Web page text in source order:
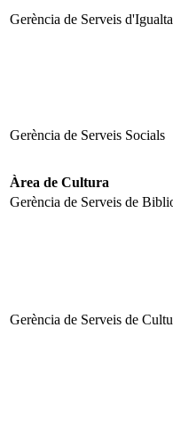
Gerència de Serveis
Gerència de Serveis Socials
Àrea de Cultura
Gerència de Serveis de
Gerència de Serveis de